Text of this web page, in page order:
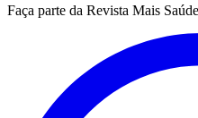
Faça parte da Revista Mais